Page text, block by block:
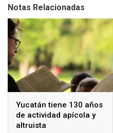
Notas Relacionadas
Yucatán tiene 130 años
de actividad apícola y
altruista